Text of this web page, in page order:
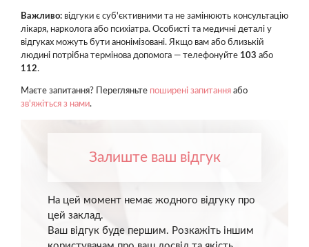
Важливо: відгуки є суб'єктивними та не замінюють консультацію
лікаря, нарколога або психіатра. Особисті та медичні деталі у
відгуках можуть бути анонімізовані. Якщо вам або близькій
людині потрібна термінова допомога — телефонуйте 103 або
112.
Маєте запитання? Перегляньте поширені запитання або
зв'яжіться з нами.
Залиште ваш відгук
На цей момент немає жодного відгуку про
цей заклад.
Ваш відгук буде першим. Розкажіть іншим